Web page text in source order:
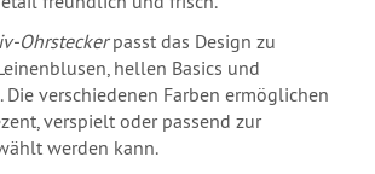
Ohrsteckerpasst das Design zu
hellen Basics und
Die verschiedenen Farben ermöglichen
verspielt oder passend zur
werden kann.